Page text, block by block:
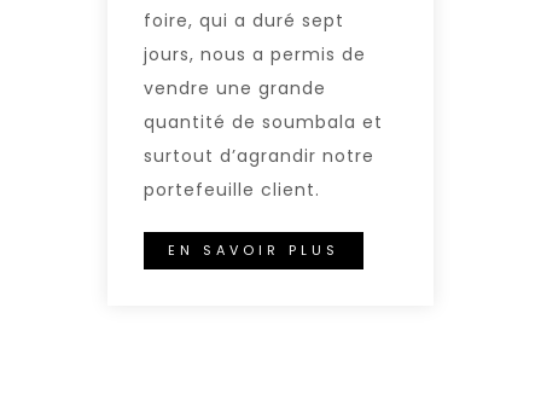
foire, qui a duré sept
jours, nous a permis de
vendre une grande
quantité de soumbala et
surtout d’agrandir notre
portefeuille client.
EN SAVOIR PLUS